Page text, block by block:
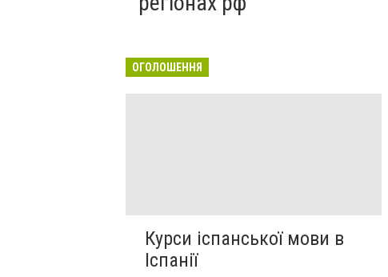
ОГОЛОШЕННЯ
Курси іспанської мови в
Іспанії